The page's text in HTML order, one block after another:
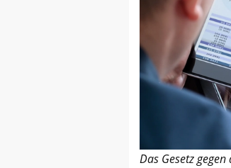
Das Gesetz